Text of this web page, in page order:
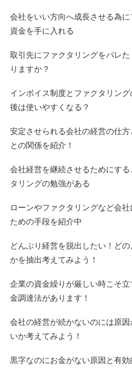
会社をいい方向へ成長させる為
資金を手に入れる
取引先にファクタリングをバレ
りますか？
インボイス制度とファクタリン
後は使いやすくなる？
安定させられる会社の経営の仕
との関係を紹介！
会社経営を継続させるためにす
タリングの勉強がある
ローンやファクタリングなど会
ための手段を紹介中
どんぶり経営を脱出したい！ど
かを抽出考えてみよう！
企業の資金繰りが厳しい時こそ
金調達法があります！
会社の経営が続かないのには原
いか考えてみよう！
黒字なのにお金がない原因と有効